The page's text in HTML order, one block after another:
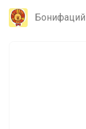
Бонифаций